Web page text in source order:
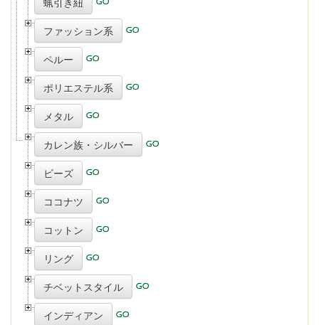
ファッション系
ペルー
ポリエステル系
メタル
カレン族・シルバー
ビーズ
ココナツ
コットン
リング
チベットスタイル
インディアン